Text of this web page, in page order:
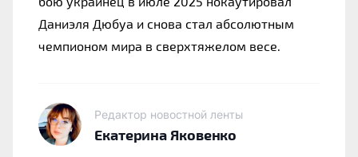
Даниэля Дюбуа и снова стал абсолютным
чемпионом мира в сверхтяжелом весе.
Редактор новостной ленты
Екатерина Яковенко